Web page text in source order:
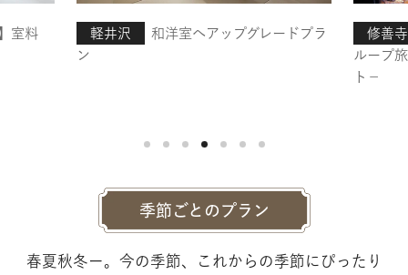
室料 軽井沢
和洋室へアップグレードプラ
ン
修善寺
ループ
ト－
季節ごとのプラン
春夏秋冬ー。今の季節、これからの季節にぴったり